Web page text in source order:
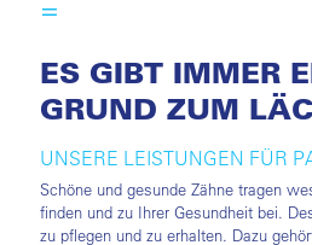
ES GIBT IMMER
GRUND ZUM
UNSERE LEISTUNGEN FÜR
Schöne und gesunde Zähne tragen
finden und zu Ihrer Gesundheit bei.
zu pflegen und zu erhalten. Dazu